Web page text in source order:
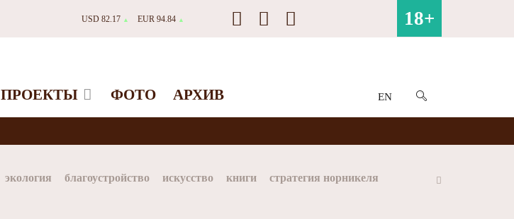
USD 82.17 ▲ EUR 94.84 ▲ 18+
ПРОЕКТЫ ФОТО АРХИВ EN
экология благоустройство искусство книги стратегия норникеля